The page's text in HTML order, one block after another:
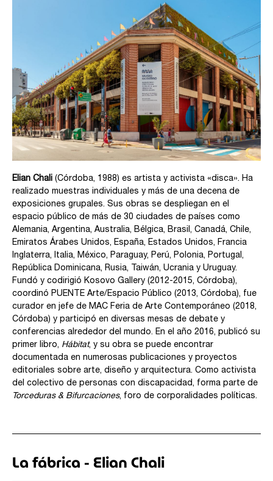
Elian Chali (Córdoba, 1988) es artista y activista «disca». Ha
realizado muestras individuales y más de una decena de
exposiciones grupales. Sus obras se despliegan en el
espacio público de más de 30 ciudades de países como
Alemania, Argentina, Australia, Bélgica, Brasil, Canadá, Chile,
Emiratos Árabes Unidos, España, Estados Unidos, Francia
Inglaterra, Italia, México, Paraguay, Perú, Polonia, Portugal,
República Dominicana, Rusia, Taiwán, Ucrania y Uruguay.
Fundó y codirigió Kosovo Gallery (2012-2015, Córdoba),
coordinó PUENTE Arte/Espacio Público (2013, Córdoba), fue
curador en jefe de MAC Feria de Arte Contemporáneo (2018,
Córdoba) y participó en diversas mesas de debate y
conferencias alrededor del mundo. En el año 2016, publicó su
primer libro, Hábitat, y su obra se puede encontrar
documentada en numerosas publicaciones y proyectos
editoriales sobre arte, diseño y arquitectura. Como activista
del colectivo de personas con discapacidad, forma parte de
Torceduras & Bifurcaciones, foro de corporalidades políticas.
La fábrica - Elian Chali